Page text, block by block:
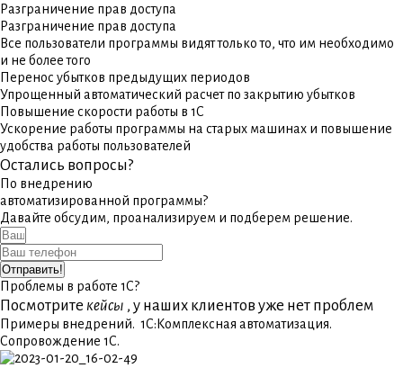
Разграничение прав доступа
Разграничение прав доступа
Все пользователи программы видят только то, что им необходимо
и не более того
Перенос убытков предыдущих периодов
Упрощенный автоматический расчет по закрытию убытков
Повышение скорости работы в 1С
Ускорение работы программы на старых машинах и повышение
удобства работы пользователей
Остались вопросы?
По внедрению
автоматизированной программы?
Давайте обсудим, проанализируем и подберем решение.
Отправить!
Проблемы в работе 1С?
Посмотрите кейсы , у наших клиентов уже нет проблем
Примеры внедрений. 1С:Комплексная автоматизация.
Сопровождение 1С.